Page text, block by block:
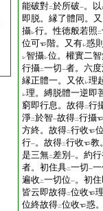
能破對二於所破一。以
即脱。縁了體同。
攝レ行。性徳般若照 二
位可
階。又有レ惑
レ智攝レ位。權實二
行攝二一切一者。六
縁正體一。又依 レ理
レ理。縛脱體一逆即
窮即行息。故得二行
淨二於智一故得二行攝
方終。故得二行收
行一。故得二行收
教
是三無二差別 一。約
者。初住具二一切一
遍收 二一切位一。初
皆云即故得二位收
位終故得二位收
惑